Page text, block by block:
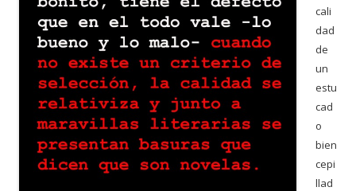
cali
dad
de
un
estu
cad
o
bien
cepi
llad